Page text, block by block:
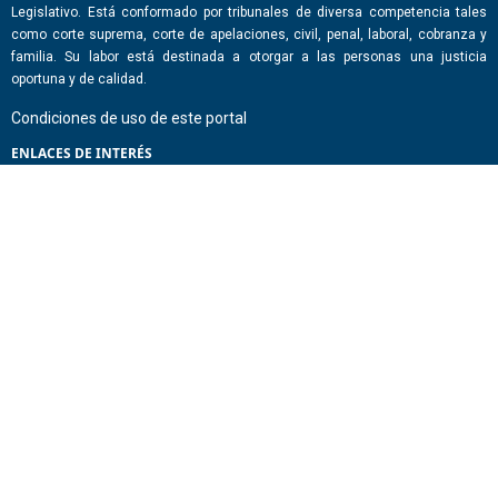
Legislativo. Está conformado por tribunales de diversa competencia tales
como corte suprema, corte de apelaciones, civil, penal, laboral, cobranza y
familia. Su labor está destinada a otorgar a las personas una justicia
oportuna y de calidad.
Condiciones de uso de este portal
ENLACES DE INTERÉS